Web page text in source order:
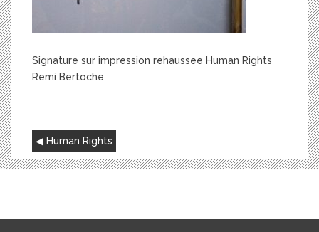
Signature sur impression rehaussee Human Rights
Remi Bertoche
NAVIGATION
DE
L’ARTICLE
Human Rights